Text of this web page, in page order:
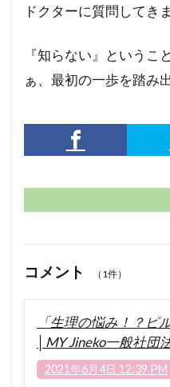
ドクターに質問してき
『知らない』というこ
ぁ、最初の一歩を踏み
コメント （1件）
「生理の悩み！？ピ
│MY Jineko一般社
2021年6月4日 12:39 PM